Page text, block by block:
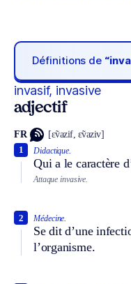
Définitions de
invasif, invasive
adjectif
FR [ɛ̃vazif, ɛ̃vaziv]
Didactique.
Qui a le caractère
1
Attaque invasive.
Médecine.
Se dit d’une
l’organisme.
2